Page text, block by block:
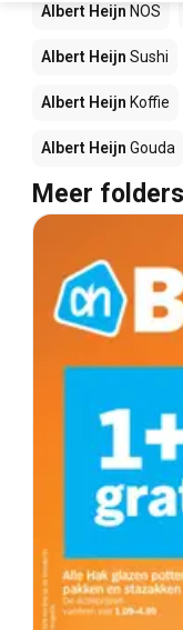
Albert Heijn NOS
Albert Heijn Sushi
Albert Heijn Koffie
Albert Heijn Gouda
Meer